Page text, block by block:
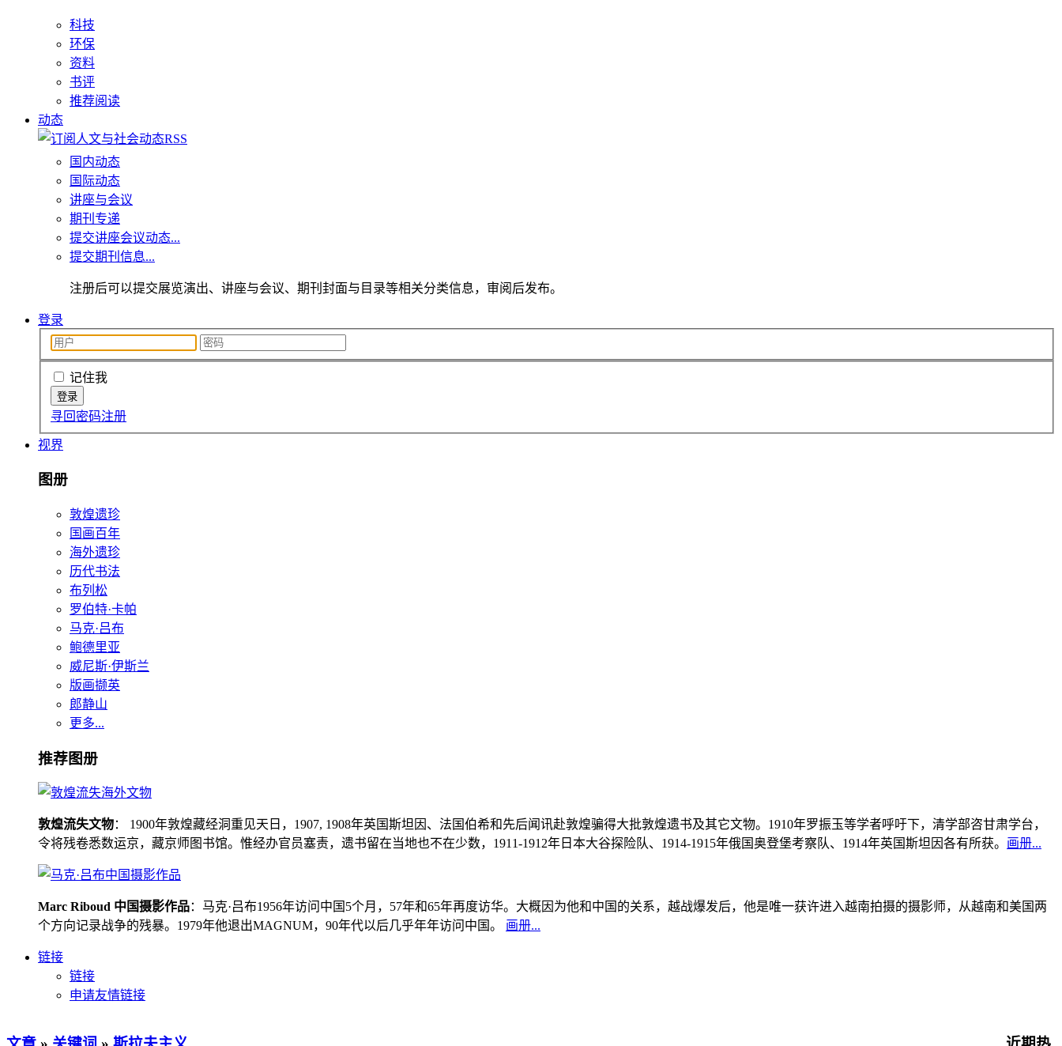
科技
环保
资料
书评
推荐阅读
动态
国内动态
国际动态
讲座与会议
期刊专递
提交讲座会议动态...
提交期刊信息...
注册后可以提交展览演出、讲座与会议、期刊封面与目录等相关分类信息，审阅后发布。
登录
记住我
寻回密码注册
视界
图册
敦煌遗珍
国画百年
海外遗珍
历代书法
布列松
罗伯特·卡帕
马克·吕布
鲍德里亚
威尼斯·伊斯兰
版画撷英
郎静山
更多...
推荐图册
敦煌流失文物： 1900年敦煌藏经洞重见天日，1907, 1908年英国斯坦因、法国伯希和先后闻讯赴敦煌骗得大批敦煌遗书及其它文物。1910年罗振玉等学者呼吁下，清学部咨甘肃学台，
令将残卷悉数运京，藏京师图书馆。惟经办官员塞责，遗书留在当地也不在少数，1911-1912年日本大谷探险队、1914-1915年俄国奥登堡考察队、1914年英国斯坦因各有所获。 画册...
Marc Riboud 中国摄影作品：马克·吕布1956年访问中国5个月，57年和65年再度访华。大概因为他和中国的关系，越战爆发后，他是唯一获许进入越南拍摄的摄影师，从越南和美国两
个方向记录战争的残暴。1979年他退出MAGNUM，90年代以后几乎年年访问中国。 画册...
链接
链接
申请友情链接